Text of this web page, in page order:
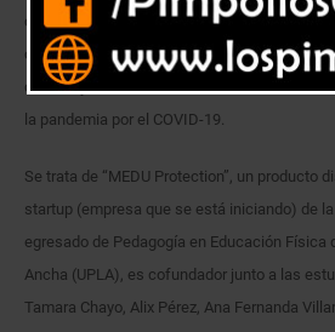
comercializando en México luego que un
creara un traje sustentable que protege de
constituye una herramienta clave en la
la pandemia por el COVID-19.
Se trata de “MEDU Protection”, un producto
startup (empresa que se está iniciando) de
egresado de Pedagogía en Educación Física
Ancha (UPLA), es cofundador junto a las
Tamara Chayo, Alix Pérez, Ana Fernanda